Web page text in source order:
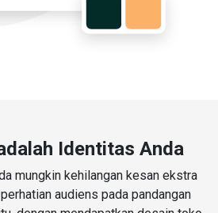
Identitas Anda
mungkin kehilangan kesan ekstra
audiens pada pandangan